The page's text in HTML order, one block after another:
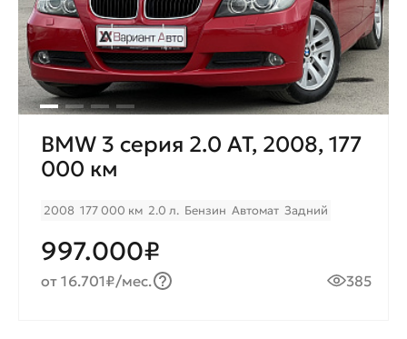
BMW 3 серия 2.0 AT, 2008, 177
000 км
2008 177 000 км 2.0 л. Бензин Автомат Задний
997.000₽
от 16.701₽/мес. 385